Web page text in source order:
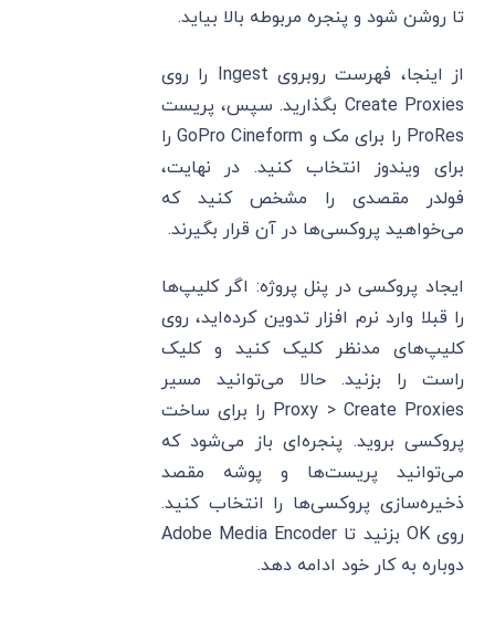
تا روشن شود و پنجره مربوطه بالا بیاید.
از اینجا، فهرست روبروی Ingest را روی
Create Proxies بگذارید. سپس، پریست
ProRes را برای مک و GoPro Cineform را
برای ویندوز انتخاب کنید. در نهایت،
فولدر مقصدی را مشخص کنید که
می‌خواهید پروکسی‌ها در آن قرار بگیرند.
ایجاد پروکسی در پنل پروژه: اگر کلیپ‌ها
را قبلا وارد نرم‌ افزار تدوین کرده‌اید، روی
کلیپ‌های مدنظر کلیک کنید و کلیک
راست را بزنید. حالا می‌توانید مسیر
Proxy > Create Proxies را برای ساخت
پروکسی بروید. پنجره‌ای باز می‌شود که
می‌توانید پریست‌ها و پوشه مقصد
ذخیره‌سازی پروکسی‌ها را انتخاب کنید.
روی OK بزنید تا Adobe Media Encoder
دوباره به کار خود ادامه دهد.